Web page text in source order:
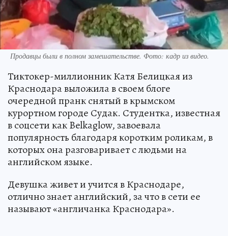
Продавцы были в полном замешательстве. Фото: кадр из видео.
Тиктокер-миллионник Катя Белицкая из
Краснодара выложила в своем блоге
очередной пранк снятый в крымском
курортном городе Судак. Студентка, известная
в соцсети как Belkaglow, завоевала
популярность благодаря коротким роликам, в
которых она разговаривает с людьми на
английском языке.
Девушка живет и учится в Краснодаре,
отлично знает английский, за что в сети ее
называют «англичанка Краснодара».